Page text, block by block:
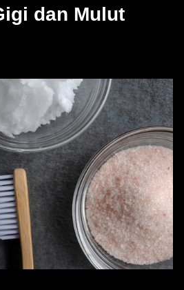
dan Mulut